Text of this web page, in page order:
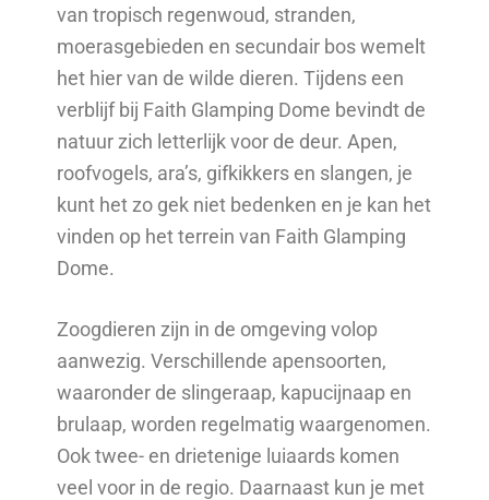
van tropisch regenwoud, stranden,
moerasgebieden en secundair bos wemelt
het hier van de wilde dieren. Tijdens een
verblijf bij Faith Glamping Dome bevindt de
natuur zich letterlijk voor de deur. Apen,
roofvogels, ara’s, gifkikkers en slangen, je
kunt het zo gek niet bedenken en je kan het
vinden op het terrein van Faith Glamping
Dome.
Zoogdieren zijn in de omgeving volop
aanwezig. Verschillende apensoorten,
waaronder de slingeraap, kapucijnaap en
brulaap, worden regelmatig waargenomen.
Ook twee- en drietenige luiaards komen
veel voor in de regio. Daarnaast kun je met